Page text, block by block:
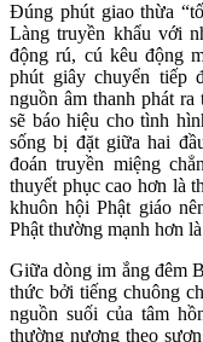
Đúng phút giao thừa
Làng truyền khẩu với
động rú, cú kêu động
phút giây chuyển tiếp
nguồn âm thanh phát
sẽ báo hiệu cho tình
sống bị đặt giữa hai
đoán truyền miệng
thuyết phục cao hơn là
khuôn hội Phật giáo
Phật thường mạnh hơn
Giữa dòng im ắng đêm
thức bởi tiếng chuông
nguồn suối của tâm
thường nương theo